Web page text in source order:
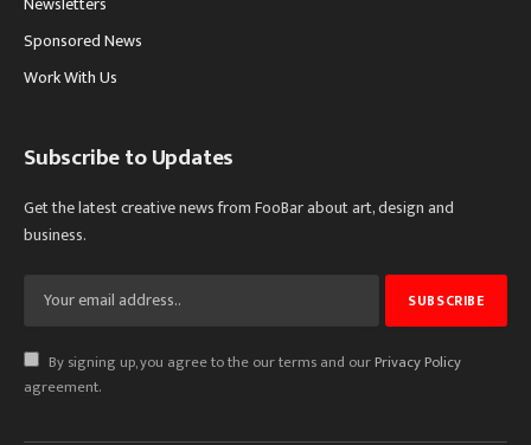
Sponsored News
Work With Us
Subscribe to Updates
Get the latest creative news from FooBar about art, design and
business.
By signing up, you agree to the our terms and ourPrivacy Policy
agreement.